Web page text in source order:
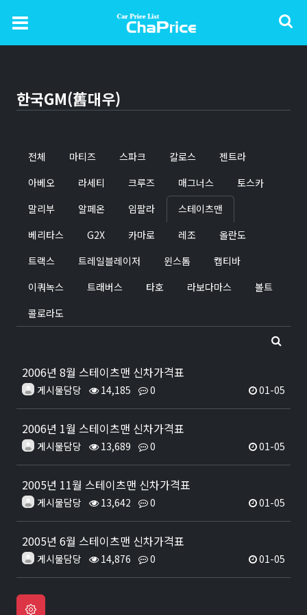
한국GM(舊대우)
전체 마티즈 스파크 칼로스
젠트라
아베오
라세티 크루즈 매그너스
토스카
말리부
알페온 임팔라
스테이츠맨
베리타스
G2X 카마로 레조
올란도
트랙스
트레일블레이저 윈스톰
캡티바
이쿼녹스
트래버스 타호 라보다마스
볼트
콜로라도
2006년 8월 스테이츠맨 신차가격표
게시물담당 14,185 0 01-05
2006년 1월 스테이츠맨 신차가격표
게시물담당 13,689 0 01-05
2005년 11월 스테이츠맨 신차가격표
게시물담당 13,642 0 01-05
2005년 6월 스테이츠맨 신차가격표
게시물담당 14,876 0 01-05